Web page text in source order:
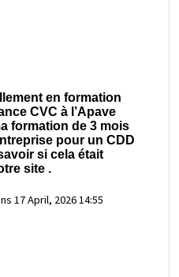
en formation
CVC à l’Apave
formation de 3 mois
pour un CDD
si cela était
site .
17 April, 2026 14:55